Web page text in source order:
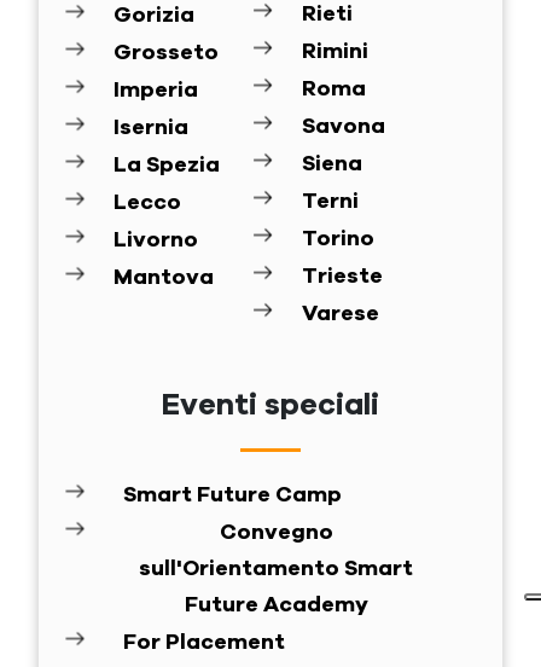
Gorizia
Grosseto
Imperia
Isernia
La Spezia
Lecco
Livorno
Mantova
Rieti
Rimini
Roma
Savona
Siena
Terni
Torino
Trieste
Varese
Eventi speciali
Smart Future Camp
Convegno
sull'Orientamento Smart
Future Academy
For Placement